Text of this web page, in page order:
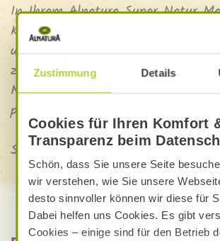
Zustimmung Details
Cookies für Ihren Komfort
Transparenz beim
Schön, dass Sie unsere Seite
wir verstehen, wie Sie unsere
desto sinnvoller können wir diese für
Dabei helfen uns Cookies. Es gibt
Cookies – einige sind für den Betrieb
In Ihrem Alnatura Super Natur
Kreuznach erhalten Sie Bio-
und andere Heißgetränke sowie
zum Sofortverzehr oder natürlich
Mitnehmen. Wir schenken die
praktischen RECUP-Becher aus.
Schauen Sie doch mal vorbei!